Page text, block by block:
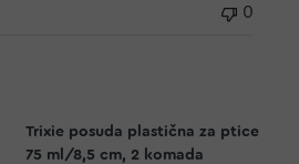
0
Trixie posuda plastična za ptice
75 ml/8,5 cm, 2 komada